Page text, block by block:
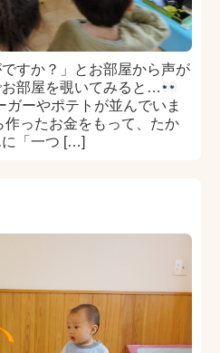
ですか？」とお部屋から声が
部屋を覗いてみると…
ガーやポテトが並んでいま
作ったお金をもって、たか
に「一つ […]